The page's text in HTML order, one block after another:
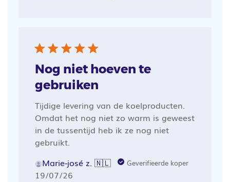
Nog niet hoeven te
gebruiken
Tijdige levering van de koelproducten.
Omdat het nog niet zo warm is geweest
in de tussentijd heb ik ze nog niet
gebruikt.
Marie-josé z. 🇳🇱
Geverifieerde koper
Publicatiedatum
19/07/26